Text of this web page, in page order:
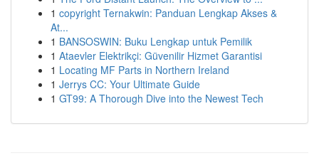
1 copyright Ternakwin: Panduan Lengkap Akses &
At...
1 BANSOSWIN: Buku Lengkap untuk Pemilik
1 Ataevler Elektrikçi: Güvenilir Hizmet Garantisi
1 Locating MF Parts in Northern Ireland
1 Jerrys CC: Your Ultimate Guide
1 GT99: A Thorough Dive into the Newest Tech